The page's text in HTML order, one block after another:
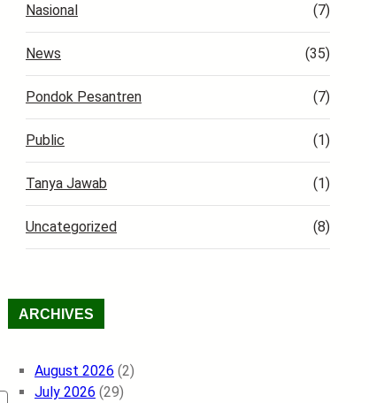
Nasional (7)
News (35)
Pondok Pesantren (7)
Public (1)
Tanya Jawab (1)
Uncategorized (8)
ARCHIVES
August 2026 (2)
July 2026 (29)